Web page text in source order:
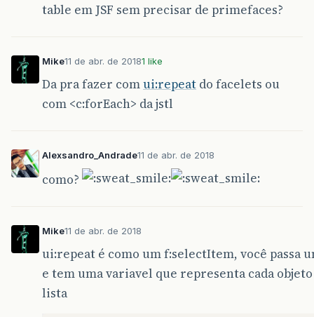
table em JSF sem precisar de primefaces?
Mike11 de abr. de 20181 like
Da pra fazer comui:repeat do facelets ou
com <c:forEach> da jstl
Alexsandro_Andrade11 de abr. de 2018
como?
Mike11 de abr. de 2018
ui:repeat é como um f:selectItem, você passa
e tem uma variavel que representa cada objeto
lista